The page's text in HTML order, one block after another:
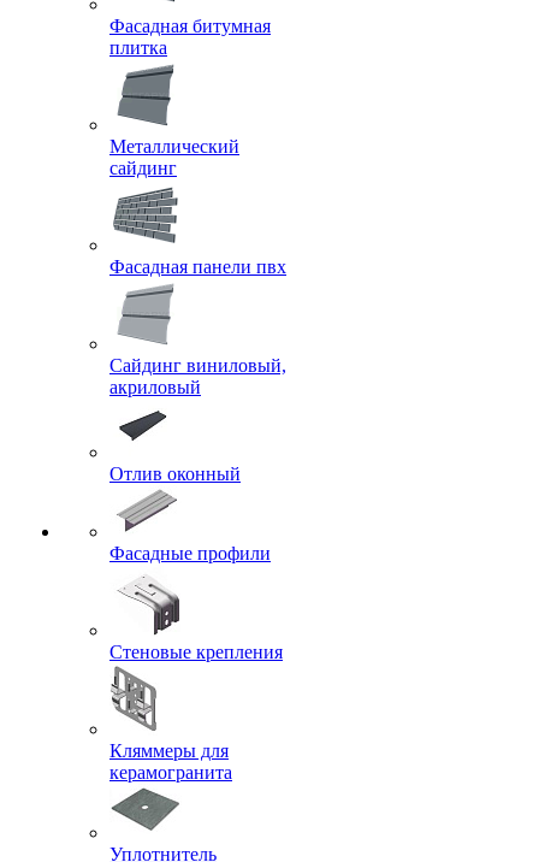
Фасадная битумная
плитка
Металлический
сайдинг
Фасадная панели пвх
Сайдинг виниловый,
акриловый
Отлив оконный
Фасадные профили
Стеновые крепления
Кляммеры для
керамогранита
Уплотнитель